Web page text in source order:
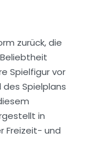
zurück, die
Spielfigur vor
Spielplans
in
Freizeit- und